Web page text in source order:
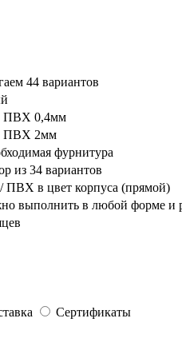
44 вариантов
ПВХ 0,4мм
ПВХ 2мм
фурнитура
из 34 вариантов
в цвет корпуса (прямой)
выполнить в любой форме и
Сертификаты